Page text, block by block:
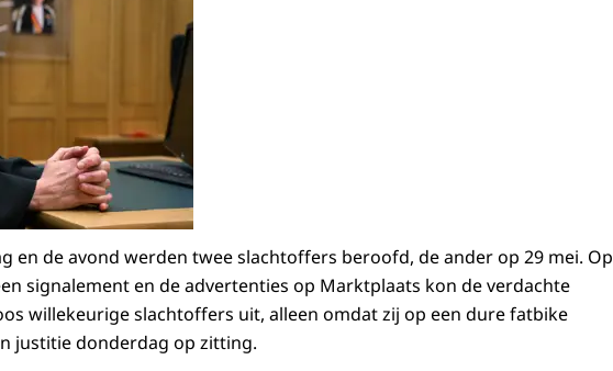
en de avond werden twee slachtoffers beroofd, de ander op 29 mei. Op
signalement en de advertenties op Marktplaats kon de verdachte
willekeurige slachtoffers uit, alleen omdat zij op een dure fatbike
justitie donderdag op zitting.